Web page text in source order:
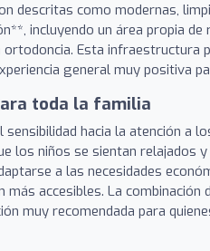
descritas como modernas,
incluyendo un área propia
Esta infraestructura
general muy positiva
toda la familia
hacia la atención a
los niños se sientan relajados
a las necesidades
accesibles. La combinación
muy recomendada para